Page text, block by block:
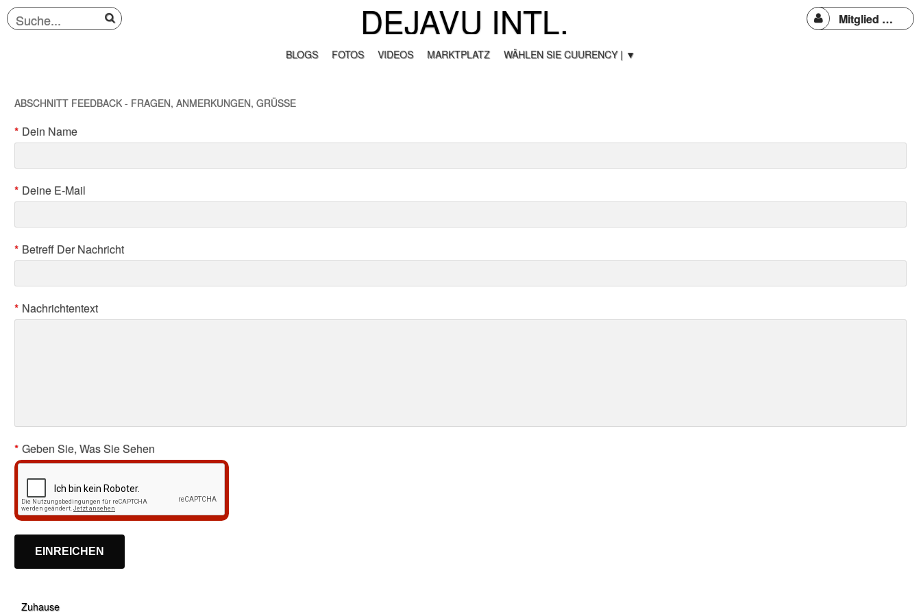
DEJAVU INTL. Mitglied werden oder Anmelden
BLOGS FOTOS VIDEOS MARKTPLATZ WÄHLEN SIE CUURENCY | ▼
ABSCHNITT FEEDBACK - FRAGEN, ANMERKUNGEN, GRÜSSE
* Dein Name
* Deine E-Mail
* Betreff Der Nachricht
* Nachrichtentext
* Geben Sie, Was Sie Sehen
Zuhause